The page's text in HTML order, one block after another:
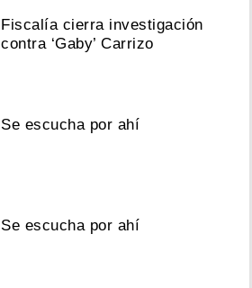
Fiscalía cierra investigación
contra ‘Gaby’ Carrizo
Se escucha por ahí
Se escucha por ahí